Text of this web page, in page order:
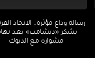
رسالة وداع مؤثرة.. الاتحاد
يشكر «ديشامب» بعد
مشواره مع الديوك